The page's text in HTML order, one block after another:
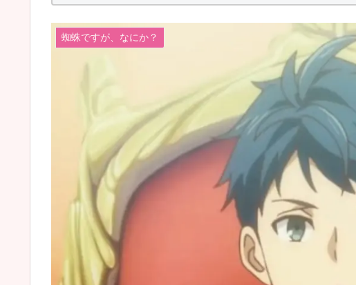
蜘蛛ですが、なにか？